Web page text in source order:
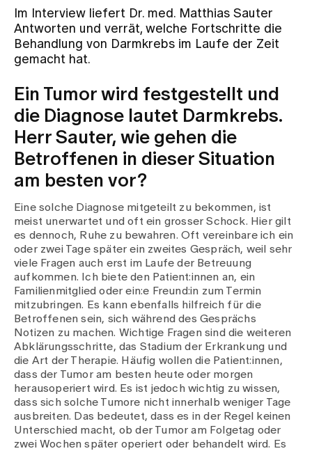
Team
Events
Über uns
Aktuelles
Jobs & Karriere
Kontakt
Babygalerie
Blog
Medien
Publikationen
Im Interview liefert Dr. med. Matthias Sauter
Antworten und verrät, welche Fortschritte die
Behandlung von Darmkrebs im Laufe der Zeit
gemacht hat.
Ein Tumor wird festgestellt und
die Diagnose lautet Darmkrebs.
Herr Sauter, wie gehen die
Betroffenen in dieser Situation
am besten vor?
Eine solche Diagnose mitgeteilt zu bekommen, ist
meist unerwartet und oft ein grosser Schock. Hier gilt
es dennoch, Ruhe zu bewahren. Oft vereinbare ich ein
oder zwei Tage später ein zweites Gespräch, weil sehr
viele Fragen auch erst im Laufe der Betreuung
aufkommen. Ich biete den Patient:innen an, ein
Familienmitglied oder ein:e Freund:in zum Termin
mitzubringen. Es kann ebenfalls hilfreich für die
Betroffenen sein, sich während des Gesprächs
Notizen zu machen. Wichtige Fragen sind die weiteren
Abklärungsschritte, das Stadium der Erkrankung und
die Art der Therapie. Häufig wollen die Patient:innen,
dass der Tumor am besten heute oder morgen
herausoperiert wird. Es ist jedoch wichtig zu wissen,
dass sich solche Tumore nicht innerhalb weniger Tage
ausbreiten. Das bedeutet, dass es in der Regel keinen
Unterschied macht, ob der Tumor am Folgetag oder
zwei Wochen später operiert oder behandelt wird. Es